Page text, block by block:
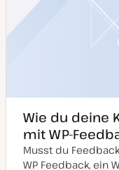
Wie du deine
mit WP-
Musst du
WP Feedback, ein